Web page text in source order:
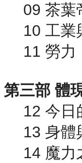
09 茶葉
10 工業
11 勞力
第三部 體
12 今日
13 身體
14 魔力